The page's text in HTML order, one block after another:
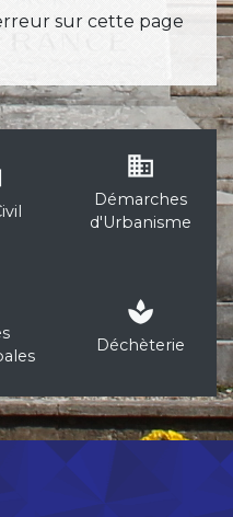
sur cette page
business
Démarches
d'Urbanisme
spa
Déchèterie